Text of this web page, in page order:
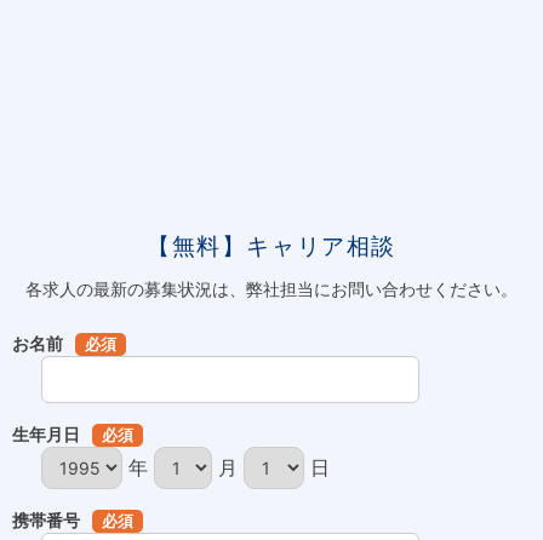
【無料】キャリア相談
各求人の最新の募集状況は、弊社担当にお問い合わせください。
お名前 必須
生年月日 必須
年 月 日
携帯番号 必須